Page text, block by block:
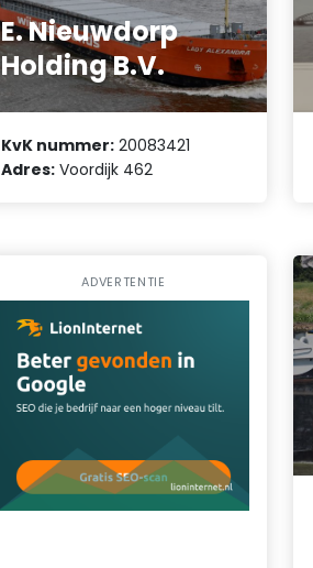
E. Nieuwdorp
Holding B.V.
KvK nummer: 20083421
Adres: Voordijk 462
ADVERTENTIE